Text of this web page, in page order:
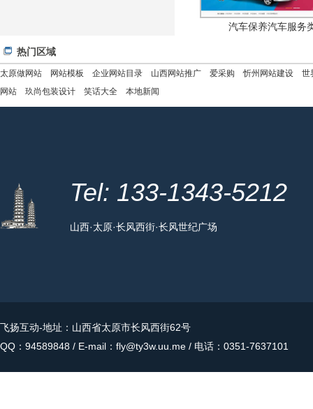
汽车保养汽车服务
热门区域
太原做网站 网站模板 企业网站目录 山西网站推广 爱采购 忻州网站建设
世
网站
玖尚包装设计 笑话大全 本地新闻
Tel: 133-1343-5212
山西·太原·长风西街·长风世纪广场
飞扬互动-地址：山西省太原市长风西街62号
QQ：94589848 / E-mail：fly@ty3w.uu.me / 电话：0351-7637101